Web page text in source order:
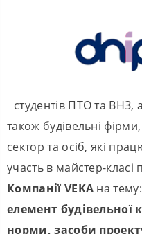
студентів ПТО та ВНЗ,
також будівельні
сектор та осіб, які
участь в майстер-
Компанії VEKA на
елемент будівельної
норми, засоби